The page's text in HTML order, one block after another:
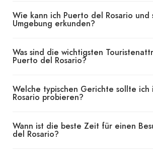
Wie kann ich Puerto del Rosario und
Umgebung erkunden?
Was sind die wichtigsten
Puerto del Rosario?
Welche typischen Gerichte sollte ich
Rosario probieren?
Wann ist die beste Zeit für einen
del Rosario?